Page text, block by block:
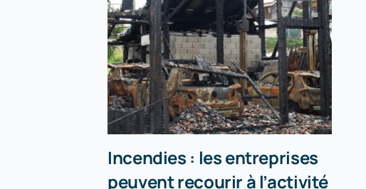
Incendies : les entreprises
peuvent recourir à l’activité